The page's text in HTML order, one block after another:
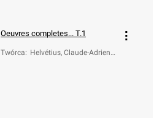
Oeuvres completes... T.1
Twórca: Helvétius, Claude-Adrien